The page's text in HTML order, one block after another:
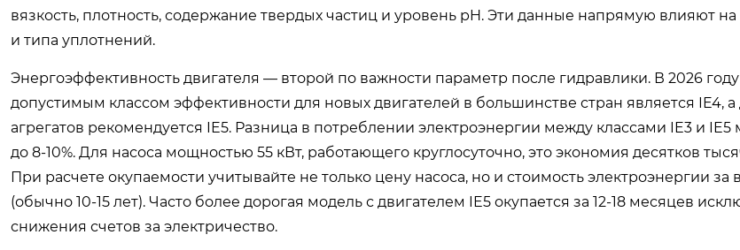
вязкость, плотность, содержание твердых частиц и уровень pH. Эти данные напрямую влияют
и типа уплотнений.
Энергоэффективность двигателя — второй по важности параметр после гидравлики. В 2026
допустимым классом эффективности для новых двигателей в большинстве стран является IE4,
агрегатов рекомендуется IE5. Разница в потреблении электроэнергии между классами IE3 и IE5
до 8-10%. Для насоса мощностью 55 кВт, работающего круглосуточно, это экономия десятков
При расчете окупаемости учитывайте не только цену насоса, но и стоимость электроэнергии за
(обычно 10-15 лет). Часто более дорогая модель с двигателем IE5 окупается за 12-18 месяцев
снижения счетов за электричество.